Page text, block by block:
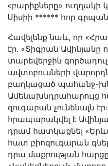
«բարիքները» ուղղակի
Սիսիի ****** հոր
Հավելենք նաև, որ
էր․ «Տիգրան Ավինյանը
տարեվերջին
ավտոբուսների
բաղկացած պահանջ-
Ամենախնդրահարույց
զուգարան չունենալն
հրապարակվել է
դրամ հատկացնել
հատ բիոզուգարան
դրա մաքրության հարցը